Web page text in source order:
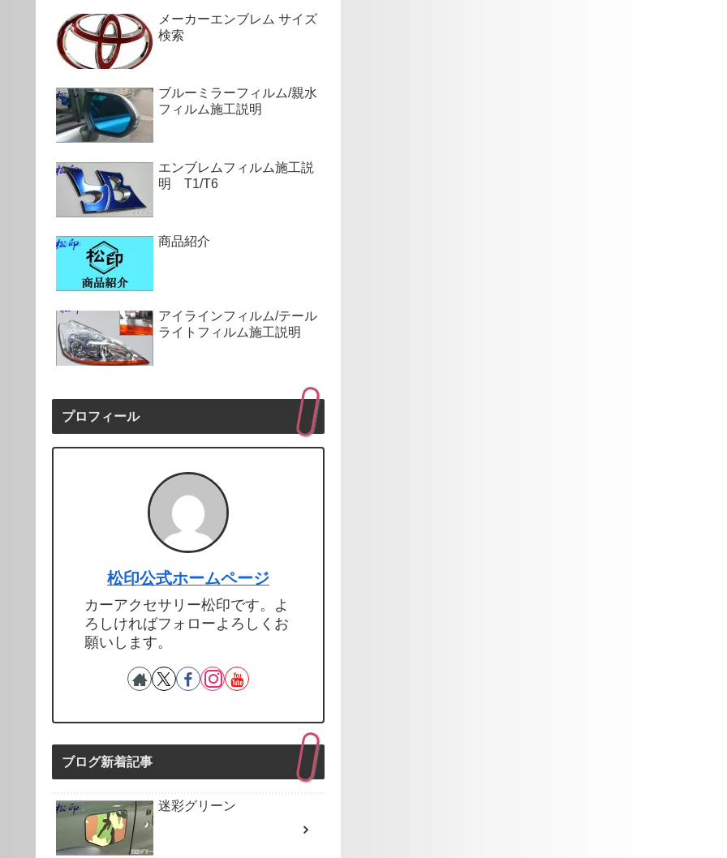
メーカーエンブレム サイズ
検索
ブルーミラーフィルム/親水
フィルム施工説明
エンブレムフィルム施工説
明 T1/T6
商品紹介
アイラインフィルム/テール
ライトフィルム施工説明
プロフィール
松印公式ホームページ
カーアクセサリー松印です。よ
ろしければフォローよろしくお
願いします。
ブログ新着記事
迷彩グリーン